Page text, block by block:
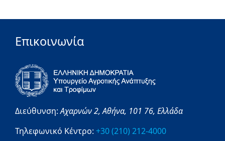
Επικοινωνία
Διεύθυνση:Αχαρνών 2,Αθήνα, 101 76, Ελλάδα
Τηλεφωνικό Κέντρο: +30 (210) 212-4000